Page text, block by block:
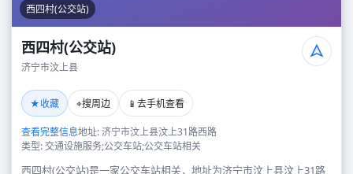
西四村(公交站)
西四村(公交站)
济宁市汶上县
★收藏 ⌖搜周边 📱 去手机查看
查看完整信息地址: 济宁市汶上县汶上31路西路
类型: 交通设施服务;公交车站;公交车站相关
西四村(公交站)是一家公交车站相关，地址为济宁市汶上县汶上31路